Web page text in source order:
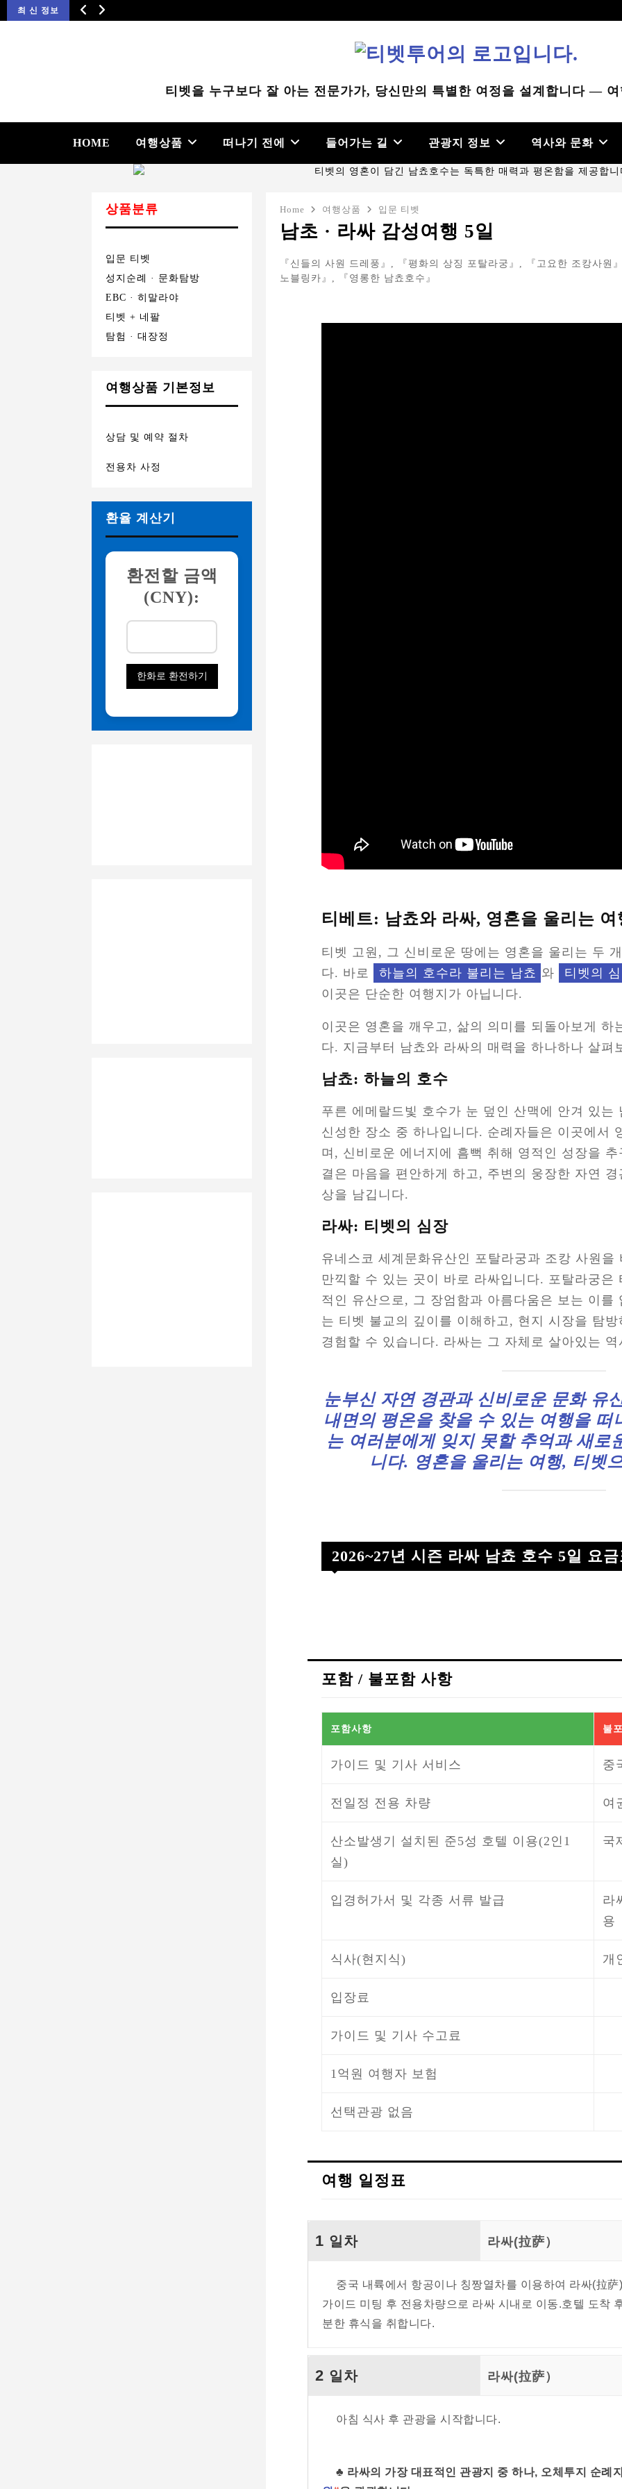
최 신 정보
티벳을 누구보다 잘 아는 전문가가, 당신만의 특별한 여정을 설계합니다 —
HOME 여행상품 떠나기 전에 들어가는 길 관광지 정보 역사와 문화
Home 여행상품 입문 티벳
남초 · 라싸 감성여행 5일
『신들의 사원 드레풍』, 『평화의 상징 포탈라궁』, 『고요한 조캉사
노블링카』, 『영롱한 남쵸호수』
티베트: 남쵸와 라싸, 영혼을 울리는 여
티벳 고원, 그 신비로운 땅에는 영혼을 울리는 두
다. 바로
하늘의 호수라 불리는 남쵸 와
티벳의
이곳은 단순한 여행지가 아닙니다.
이곳은 영혼을 깨우고, 삶의 의미를 되돌아보게 하
다. 지금부터 남쵸와 라싸의 매력을 하나하나 살펴
남쵸: 하늘의 호수
푸른 에메랄드빛 호수가 눈 덮인 산맥에 안겨 있는
신성한 장소 중 하나입니다. 순례자들은 이곳에서
며, 신비로운 에너지에 흠뻑 취해 영적인 성장을
결은 마음을 편안하게 하고, 주변의 웅장한 자연
상을 남깁니다.
라싸: 티벳의 심장
유네스코 세계문화유산인 포탈라궁과 조캉 사원
만끽할 수 있는 곳이 바로 라싸입니다. 포탈라궁은
적인 유산으로, 그 장엄함과 아름다움은 보는 이를
는 티벳 불교의 깊이를 이해하고, 현지 시장을 탐
경험할 수 있습니다. 라싸는 그 자체로 살아있는
눈부신 자연 경관과 신비로운 문화 유
내면의 평온을 찾을 수 있는 여행을 떠
는 여러분에게 잊지 못할 추억과 새로
니다. 영혼을 울리는 여행, 티벳
2026~27년 시즌 라싸 남쵸 호수 5일 요
포함 / 불포함 사항
포함사항 불
가이드 및 기사 서비스 중
전일정 전용 차량 여
산소발생기 설치된 준5성 호텔 이용(2인1
실)
국
입경허가서 및 각종 서류 발급
라
용
식사(현지식) 개
입장료
가이드 및 기사 수고료
1억원 여행자 보험
선택관광 없음
여행 일정표
1 일차 라싸(拉萨）
중국 내륙에서 항공이나 칭짱열차를 이용하여 라싸(拉萨
가이드 미팅 후 전용차량으로 라싸 시내로 이동.호텔 도착
분한 휴식을 취합니다.
2 일차 라싸(拉萨）
아침 식사 후 관광을 시작합니다.
♣ 라싸의 가장 대표적인 관광지 중 하나, 오체투지 순례
상품분류
입문 티벳
성지순례 · 문화탐방
EBC · 히말라야
티벳 + 네팔
탐험 · 대장정
여행상품 기본정보
상담 및 예약 절차
전용차 사정
환율 계산기
환전할 금액
(CNY):